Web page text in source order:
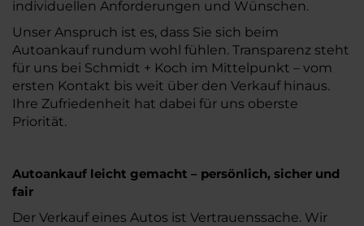
individuellen Anforderungen und Wünschen.
Unser Anspruch ist es, dass Sie sich beim
Autoankauf rundum wohl fühlen. Transparenz steht
für uns bei Schmidt + Koch im Mittelpunkt – vom
ersten Kontakt bis weit über den Verkauf hinaus.
Ihre Zufriedenheit hat dabei für uns oberste
Priorität.
Autoankauf leicht gemacht – persönlich, sicher und
fair
Der Verkauf eines Autos ist Vertrauenssache. Wir